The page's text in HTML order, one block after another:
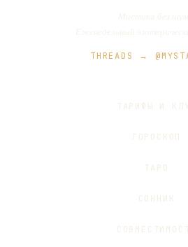
THREADS →
ТАРИФЫ И
ГОРОСКОП
ТАРО
СОННИК